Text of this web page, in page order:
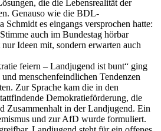
die die Lebensrealität der
Genauso wie die BDL-
Schmidt es eingangs versprochen hatte:
auch im Bundestag hörbar
Ideen mit, sondern erwarten auch
feiern – Landjugend ist bunt“ ging
menschenfeindlichen Tendenzen
Zur Sprache kam die in den
Demokratieförderung, die
Zusammenhalt in der Landjugend. Ein
und zur AfD wurde formuliert.